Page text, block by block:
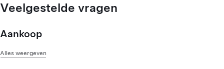
Veelgestelde vragen
Aankoop
Alles weergeven